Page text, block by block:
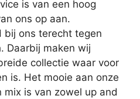
is van een hoog
ons op aan.
bij ons terecht tegen
Daarbij maken wij
collectie waar voor
is. Het mooie aan onze
is van zowel up and